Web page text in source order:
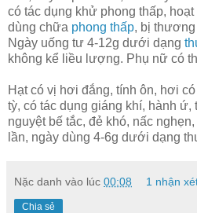
có tác dụng khử phong thấp,
dùng chữa phong thấp, bị
Ngày uống tư 4-12g dưới dạng
không kể liều lượng. Phụ nữ có
Hạt có vị hơi đắng, tính ôn, hơi
tỳ, có tác dụng giáng khí, hành
nguyệt bế tắc, đẻ khó, nấc
lần, ngày dùng 4-6g dưới dạng
Nặc danh vào lúc 00:08 1 nhận
Chia sẻ